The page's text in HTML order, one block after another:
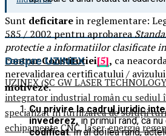
Sunt deficitarein reglementare:
585 / 2002 pentru aprobarea
protectie a informatiilor clasificate
contrar Constitutiei[5], ca
nerevalidarea certificatului /
motiveze.
Cu privire lacadrul juridic
invederez,in primul rand, ca
codificat. In al doilea rand,
Despre UZINEX
UZINEX (SC GW LASER
integrator industrial român cu sediul
specializat în furnizarea de soluții
echipamente CNC, laser, energie